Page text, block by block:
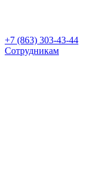
+7 (863) 303-43-44
Сотрудникам